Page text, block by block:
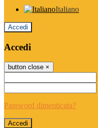
Italiano
Accedi
Accedi
button close ×
Password dimenticata?